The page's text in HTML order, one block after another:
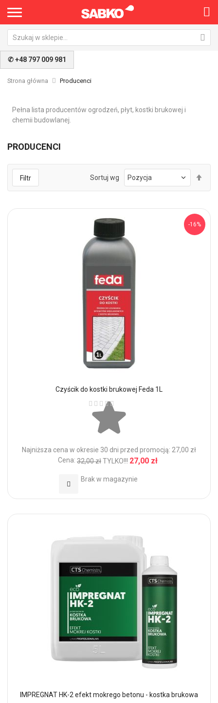
✆ +48 797 009 981
Strona główna Producenci
Pełna lista producentów ogrodzeń, płyt, kostki brukowej i
chemii budowlanej.
PRODUCENCI
Filtr Sortuj wg
-16%
Czyścik do kostki brukowej Feda 1L
Ocena:
Najniższa cena w okresie 30 dni przed promocją: 27,00 zł
Cena: 32,00 złTYLKO!!! 27,00 zł
Brak w magazynie
Dodaj do Ulubionych
IMPREGNAT HK-2 efekt mokrego betonu - kostka brukowa